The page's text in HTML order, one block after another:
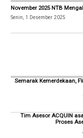
November 2025 NTB
Senin, 1 Desember 2025
Semarak Kemerdekaan,
Tim Asesor ACQUIN
Proses